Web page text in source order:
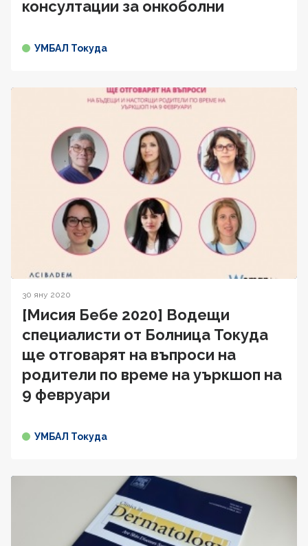
консултации за онкоболни
УМБАЛ Токуда
30 яну 2020
[Мисия Бебе 2020] Водещи
специалисти от Болница Токуда
ще отговарят на въпроси на
родители по време на уъркшоп на
9 февруари
УМБАЛ Токуда